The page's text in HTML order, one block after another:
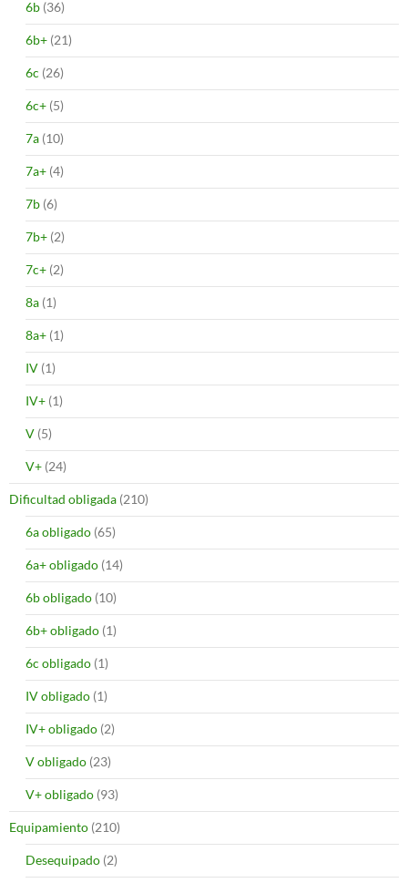
6b (36)
6b+ (21)
6c (26)
6c+ (5)
7a (10)
7a+ (4)
7b (6)
7b+ (2)
7c+ (2)
8a (1)
8a+ (1)
IV (1)
IV+ (1)
V (5)
V+ (24)
Dificultad obligada (210)
6a obligado (65)
6a+ obligado (14)
6b obligado (10)
6b+ obligado (1)
6c obligado (1)
IV obligado (1)
IV+ obligado (2)
V obligado (23)
V+ obligado (93)
Equipamiento (210)
Desequipado (2)